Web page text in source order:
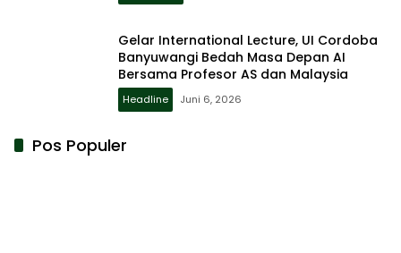
Gelar International Lecture, UI Cordoba
Banyuwangi Bedah Masa Depan AI
Bersama Profesor AS dan Malaysia
Headline Juni 6, 2026
Pos Populer